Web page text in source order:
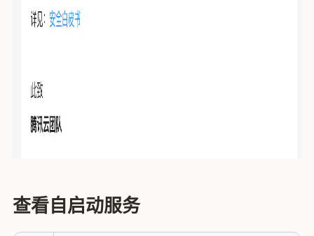
查看自启动服务